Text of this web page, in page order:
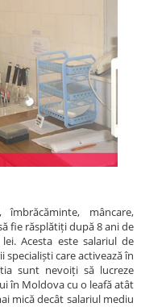
mâncare,
fie răsplătiți după 8 ani de
Acesta este salariul de
care activează în
sunt nevoiți să lucreze
în Moldova cu o leafă atât
mică decât salariul mediu